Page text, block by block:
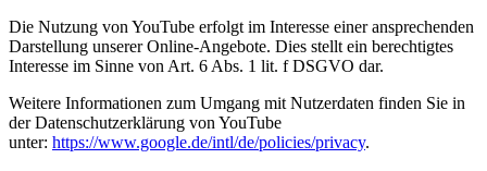
Die Nutzung von YouTube erfolgt im Interesse einer ansprechenden
Darstellung unserer Online-Angebote. Dies stellt ein berechtigtes
Interesse im Sinne von Art. 6 Abs. 1 lit. f DSGVO dar.
Weitere Informationen zum Umgang mit Nutzerdaten finden Sie in
der Datenschutzerklärung von YouTube
unter: https://www.google.de/intl/de/policies/privacy.